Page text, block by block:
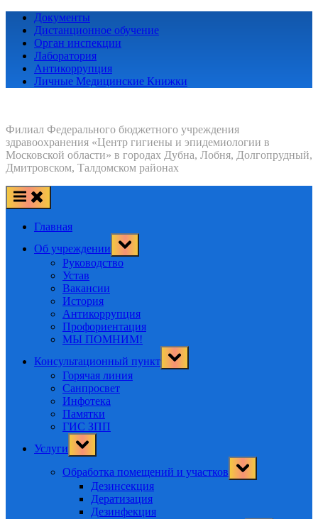
Skip
content
Документы
Дистанционное обучение
Орган инспекции
Лаборатория
Антикоррупция
Личные Медицинские Книжки
Филиал Федерального бюджетного учреждения
здравоохранения «Центр гигиены и эпидемиологии в
Московской области» в городах Дубна, Лобня, Долгопрудный,
Дмитровском, Талдомском районах
Главная
Об учреждении
Toggle
sub-
menu
Руководство
Устав
Вакансии
История
Антикоррупция
Профориентация
МЫ ПОМНИМ!
Консультационный пункт
Toggle
sub-
Горячая линия
Санпросвет
Инфотека
Памятки
ГИС ЗПП
Услуги
Toggle
sub-
Обработка помещений и участков
Toggle
sub-
Дезинсекция
Дератизация
Дезинфекция